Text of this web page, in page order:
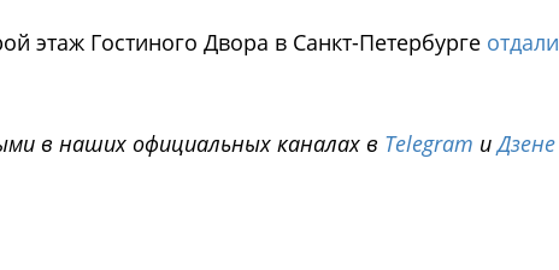
этаж Гостиного Двора в Санкт-Петербурге отдали
в наших официальных каналах в Telegram иДзене